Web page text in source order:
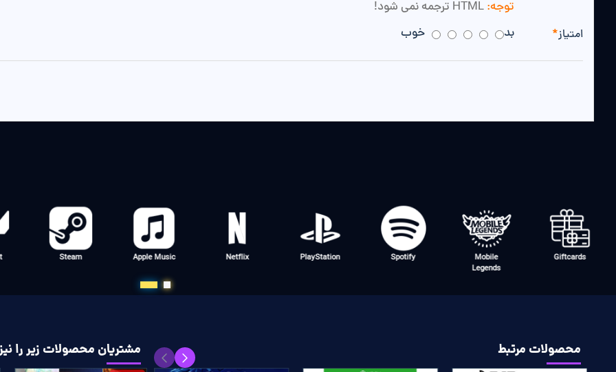
توجه:
امتیاز بد خوب
apple giftcard
COD Mobile
Discord
E-Money
Free Fire
All Games
Giftcards
محصولات مرتبط مشتریان محصولات زیر را